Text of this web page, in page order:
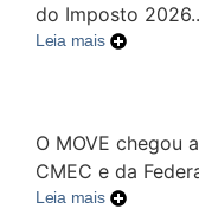
do Imposto
Leia mais
O MOVE chegou
CMEC e da
Leia mais